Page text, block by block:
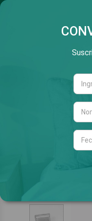
SALTAR